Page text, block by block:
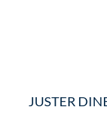
JUSTER